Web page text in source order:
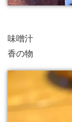
味噌汁
香の物